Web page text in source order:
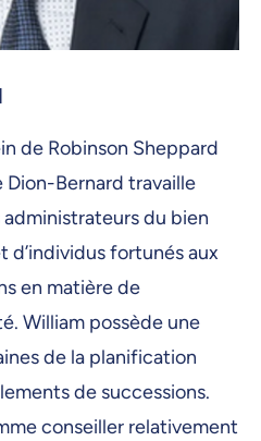
de Robinson Sheppard
Dion-Bernard travaille
du bien
d’individus fortunés aux
en matière de
William possède une
de la planification
de successions.
conseiller relativement